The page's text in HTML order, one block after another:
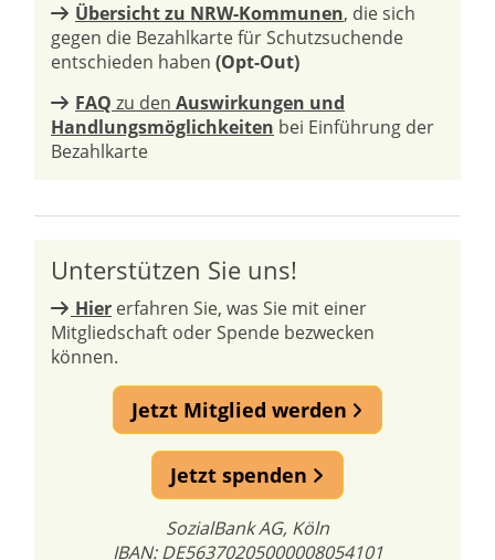
Übersicht zu NRW-Kommunen, die sich
gegen die Bezahlkarte für Schutzsuchende
entschieden haben (Opt-Out)
FAQ zu den Auswirkungen und
Handlungsmöglichkeiten bei Einführung der
Bezahlkarte
Unterstützen Sie uns!
Hier erfahren Sie, was Sie mit einer
Mitgliedschaft oder Spende bezwecken
können.
Jetzt Mitglied werden
Jetzt spenden
SozialBank AG, Köln
IBAN: DE56370205000008054101